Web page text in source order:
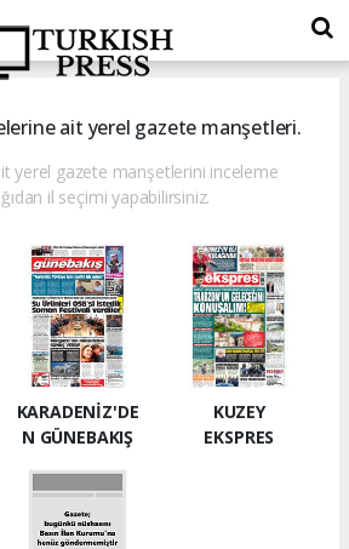
ait yerel gazete manşetleri.
yerel gazete manşetlerini inceleme
il seçimi yapabilirsiniz.
KARADENİZ'DE
N GÜNEBAKIŞ
KUZEY
EKSPRES